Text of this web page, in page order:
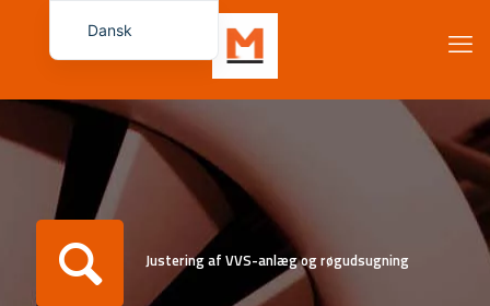
Justering af VVS-anlæg og røgudsugning
Dansk
Français
English (UK)
Español
Deutsch
Italiano
Русский
简体中文